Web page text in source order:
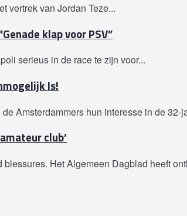
vertrek van Jordan Teze...
klap voor PSV”
serieus in de race te zijn voor...
Is!
Amsterdammers hun interesse in de 32-
club’
Het Algemeen Dagblad heeft